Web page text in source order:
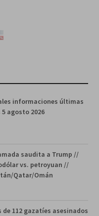
informaciones últimas
agosto 2026
saudita a Trump //
vs. petroyuan //
Qatar/Omán
112 gazatíes asesinados